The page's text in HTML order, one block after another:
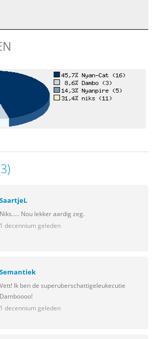
SaartjeL
Niks..... Nou lekker aardig zeg.
1 decennium geleden
Semantiek
Vett! Ik ben de superuberschattigeleukecutie
Damboooo!
1 decennium geleden